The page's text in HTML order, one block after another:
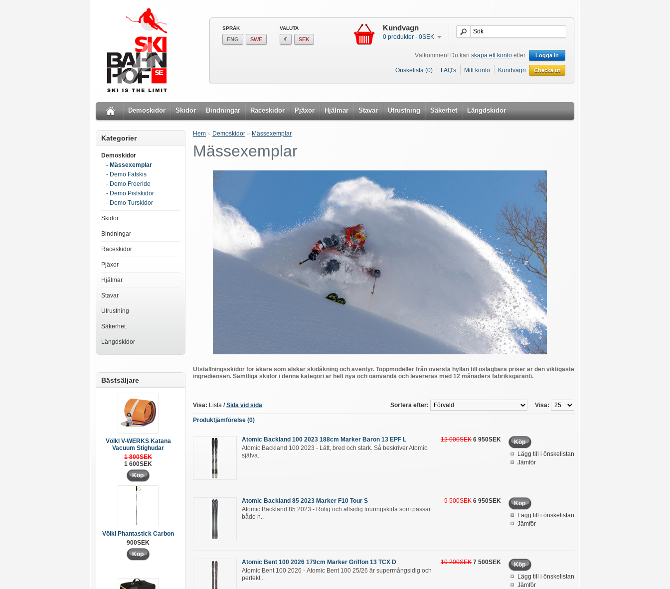
SPRÅK
ENG SWE
VALUTA
€ SEK
Kundvagn
0 produkter - 0SEK
Välkommen! Du kan skapa ett konto eller Logga in
Önskelista (0) FAQ's Mitt konto Kundvagn Checka ut
Demoskidor Skidor Bindningar Raceskidor Pjäxor Hjälmar Stavar Utrustning Säkerhet Längdskidor
Kategorier
Demoskidor
- Mässexemplar
- Demo Fatskis
- Demo Freeride
- Demo Pistskidor
- Demo Turskidor
Skidor
Bindningar
Raceskidor
Pjäxor
Hjälmar
Stavar
Utrustning
Säkerhet
Längdskidor
Bästsäljare
Völkl V-WERKS Katana
Vacuum Stighudar
1 800SEK
1 600SEK
Köp
Völkl Phantastick Carbon
900SEK
Köp
Hem » Demoskidor » Mässexemplar
Mässexemplar
Utställningsskidor för åkare som älskar skidåkning och äventyr. Toppmodeller från översta hyllan till oslagbara priser är den viktigaste
ingrediensen. Samtliga skidor i denna kategori är helt nya och oanvända och levereras med 12 månaders fabriksgaranti.
Visa: Lista / Sida vid sida Visa:
Sortera efter:
Produktjämförelse (0)
Köp
Lägg till i önskelistan
Jämför
12 000SEK 6 950SEK
Atomic Backland 100 2023 188cm Marker Baron 13 EPF L
Atomic Backland 100 2023 - Lätt, bred och stark. Så beskriver Atomic
själva..
Köp
Lägg till i önskelistan
Jämför
9 500SEK 6 950SEK
Atomic Backland 85 2023 Marker F10 Tour S
Atomic Backland 85 2023 - Rolig och allsidig touringskida som passar
både n..
Köp
Lägg till i önskelistan
Jämför
10 200SEK 7 500SEK
Atomic Bent 100 2026 179cm Marker Griffon 13 TCX D
Atomic Bent 100 2026 - Atomic Bent 100 25/26 är supermångsidig och
perfekt ..